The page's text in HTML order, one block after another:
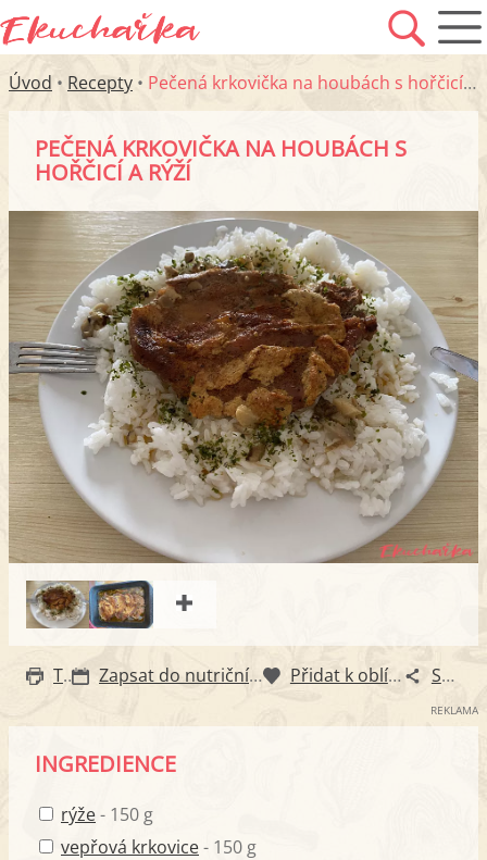
Úvod • Recepty • Pečená krkovička na houbách s hořčicí a rýží
PEČENÁ KRKOVIČKA NA HOUBÁCH S
HOŘČICÍ A RÝŽÍ
Tisk Zapsat do nutričního diáře Přidat k oblíbeným Sdílet
REKLAMA
INGREDIENCE
rýže- 150 g
vepřová krkovice- 150 g